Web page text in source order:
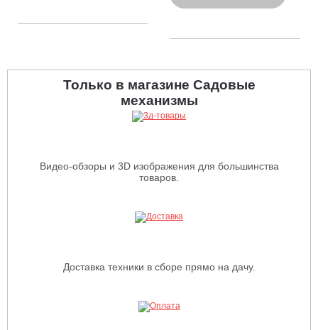
Только в магазине Садовые
механизмы
Видео-обзоры и 3D изображения для большинства
товаров.
Доставка техники в сборе прямо на дачу.